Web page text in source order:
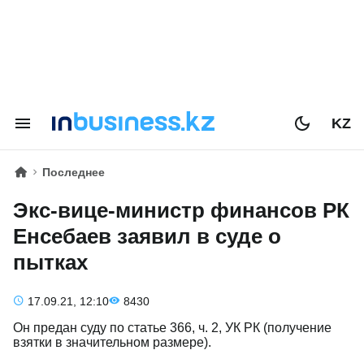
KZ
Последнее
Экс-вице-министр финансов РК
Енсебаев заявил в суде о
пытках
17.09.21, 12:10 8430
Он предан суду по статье 366, ч. 2, УК РК (получение
взятки в значительном размере).